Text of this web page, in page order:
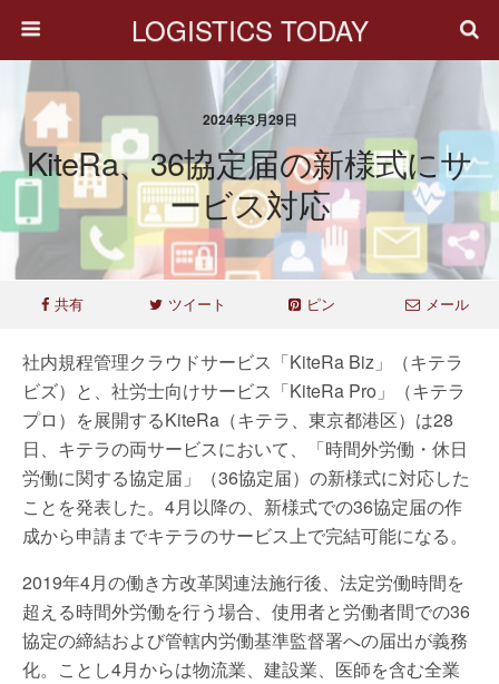
LOGISTICS TODAY
2024年3月29日
KiteRa、36協定届の新様式にサ
ービス対応
共有 ツイート ピン メール
社内規程管理クラウドサービス「KiteRa Biz」（キテラ
ビズ）と、社労士向けサービス「KiteRa Pro」（キテラ
プロ）を展開するKiteRa（キテラ、東京都港区）は28
日、キテラの両サービスにおいて、「時間外労働・休日
労働に関する協定届」（36協定届）の新様式に対応した
ことを発表した。4月以降の、新様式での36協定届の作
成から申請までキテラのサービス上で完結可能になる。
2019年4月の働き方改革関連法施行後、法定労働時間を
超える時間外労働を行う場合、使用者と労働者間での36
協定の締結および管轄内労働基準監督署への届出が義務
化。ことし4月からは物流業、建設業、医師を含む全業